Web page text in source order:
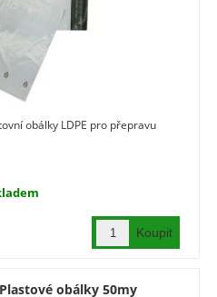
obálky LDPE pro přepravu
obálky 50my